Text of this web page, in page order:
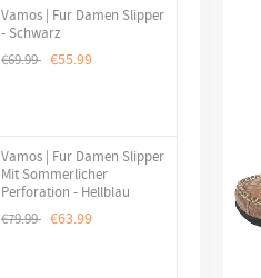
Vamos | Fur Damen Slipper
- Schwarz
€69.99 €55.99
Vamos | Fur Damen Slipper
Mit Sommerlicher
Perforation - Hellblau
€79.99 €63.99